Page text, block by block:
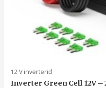
12 V inverterid
Inverter Green Cell 12V –